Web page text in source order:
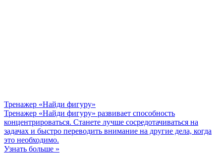
Тренажер «Найди фигуру»
Тренажер «Найди фигуру» развивает способность
концентрироваться. Станете лучше сосредотачиваться на
задачах и быстро переводить внимание на другие дела, когда
это необходимо.
Узнать больше »